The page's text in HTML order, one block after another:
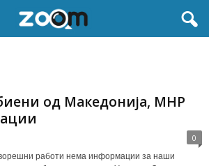
од Македонија, МНР
0
работи нема информации за наши